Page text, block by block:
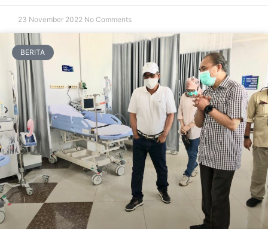
23 November 2022 No Comments
BERITA